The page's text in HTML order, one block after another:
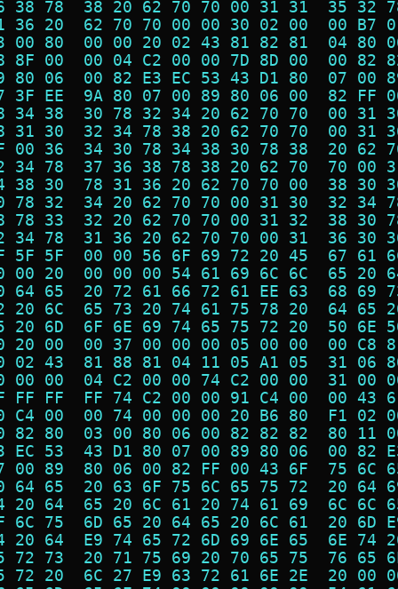
38 78  38 20 62 70 70 00 31 31  35
36 20  62 70 70 00 00 30 02 00  00
00 80  00 00 20 02 43 81 82 81  04
8F 00  00 04 C2 00 00 7D 8D 00  00
80 06  00 82 E3 EC 53 43 D1 80  07
3F EE  9A 80 07 00 89 80 06 00  82
34 38  30 78 32 34 20 62 70 70  00
31 30  32 34 78 38 20 62 70 70  00
00 36  34 30 78 34 38 30 78 38  20
34 78  37 36 38 78 38 20 62 70  70
38 30  78 31 36 20 62 70 70 00  38
78 32  34 20 62 70 70 00 31 30  32
78 33  32 20 62 70 70 00 31 32  38
34 78  31 36 20 62 70 70 00 31  36
5F 5F  00 00 56 6F 69 72 20 45  67
00 20  00 00 00 54 61 69 6C 6C  65
64 65  20 72 61 66 72 61 EE 63  68
20 6C  65 73 20 74 61 75 78 20  64
20 6D  6F 6E 69 74 65 75 72 20  50
20 00  00 37 00 00 00 05 00 00  00
02 43  81 88 81 04 11 05 A1 05  31
00 00  04 C2 00 00 74 C2 00 00  31
FF FF  FF 74 C2 00 00 91 C4 00  00
C4 00  00 74 00 00 00 20 B6 80  F1
82 80  03 00 80 06 00 82 82 82  80
EC 53  43 D1 80 07 00 89 80 06  00
00 89  80 06 00 82 FF 00 43 6F  75
64 65  20 63 6F 75 6C 65 75 72  20
20 64  65 20 6C 61 20 74 61 69  6C
6C 75  6D 65 20 64 65 20 6C 61  20
20 64  E9 74 65 72 6D 69 6E 65  6E
72 73  20 71 75 69 20 70 65 75  76
72 20  6C 27 E9 63 72 61 6E 2E  20